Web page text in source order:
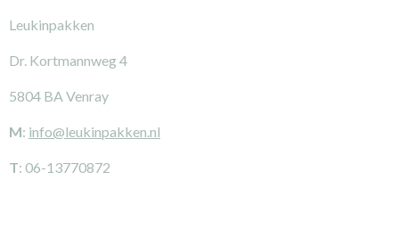
Leukinpakken
Dr. Kortmannweg 4
5804 BA Venray
M: info@leukinpakken.nl
T: 06-13770872